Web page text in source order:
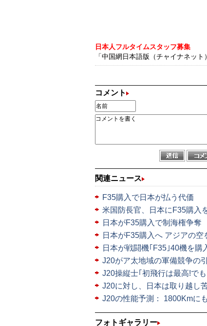
日本人フルタイムスタッフ募集
「中国網日本語版（チャイナネッ
コメント
関連ニュース
F35購入で日本が払う代価
米国防長官、日本にF35購入
日本がF35購入で制海権争
日本がF35購入へ アジアの
日本が戦闘機｢F35｣40機を購
J20がア太地域の軍備競争の
J20操縦士｢初飛行は最高!で
J20に対し、日本は取り越し
J20の性能予測： 1800Kmに